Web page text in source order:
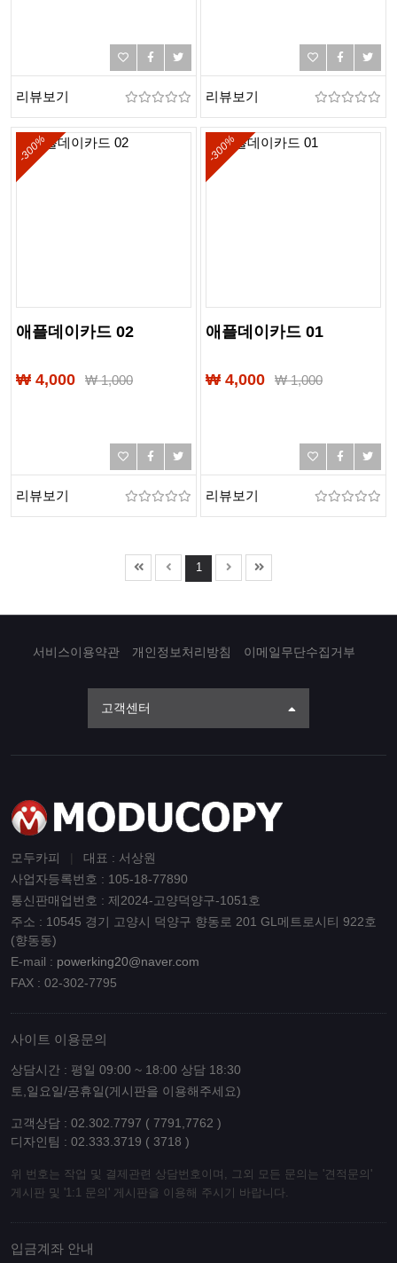
리뷰보기 리뷰보기
-300%
애플데이카드 02
₩ 4,000 ₩1,000
리뷰보기
-300%
애플데이카드 01
₩ 4,000 ₩1,000
리뷰보기
1
서비스이용약관 개인정보처리방침 이메일무단수집거부
고객센터
모두카피
대표 : 서상원
사업자등록번호 : 105-18-77890
통신판매업번호 : 제2024-고양덕양구-1051호
주소 : 10545 경기 고양시 덕양구 향동로 201 GL메트로시티 922호
(향동동)
E-mail : powerking20@naver.com
FAX : 02-302-7795
사이트 이용문의
상담시간 : 평일 09:00 ~ 18:00 상담 18:30
토,일요일/공휴일(게시판을 이용해주세요)
고객상담 : 02.302.7797 ( 7791,7762 )
디자인팀 : 02.333.3719 ( 3718 )
위 번호는 작업 및 결제관련 상담번호이며, 그외 모든 문의는 '견적문의'
게시판 및 '1:1 문의' 게시판을 이용해 주시기 바랍니다.
입금계좌 안내